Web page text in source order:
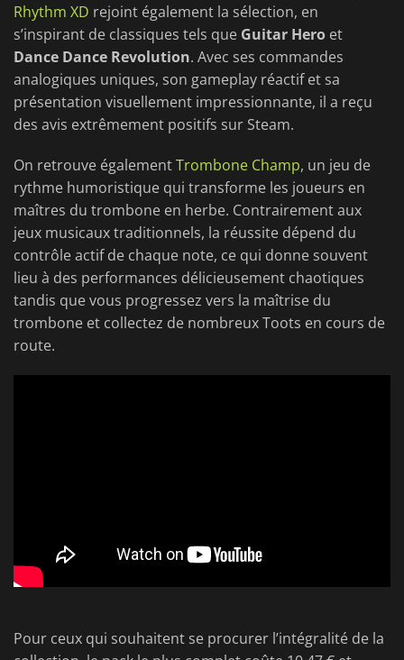
Rhythm XD rejoint également la sélection, en
s’inspirant de classiques tels que Guitar Hero et
Dance Dance Revolution. Avec ses commandes
analogiques uniques, son gameplay réactif et sa
présentation visuellement impressionnante, il a reçu
des avis extrêmement positifs sur Steam.
On retrouve égalementTrombone Champ, un jeu de
rythme humoristique qui transforme les joueurs en
maîtres du trombone en herbe. Contrairement aux
jeux musicaux traditionnels, la réussite dépend du
contrôle actif de chaque note, ce qui donne souvent
lieu à des performances délicieusement chaotiques
tandis que vous progressez vers la maîtrise du
trombone et collectez de nombreux Toots en cours de
route.
Pour ceux qui souhaitent se procurer l’intégralité de la